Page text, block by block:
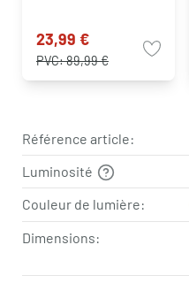
23,99 €
PVC:89,99 €
Référence article:
Luminosité
Couleur de lumière:
Dimensions: